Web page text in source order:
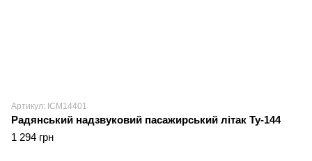
Артикул: ICM14401
Радянський надзвуковий пасажирський літак Ту-144
1 294 грн